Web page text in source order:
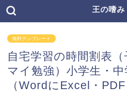
王の嗜み
無料テンプレート
自宅学習の時間割表
マイ勉強）小学生・
（WordにExcel・